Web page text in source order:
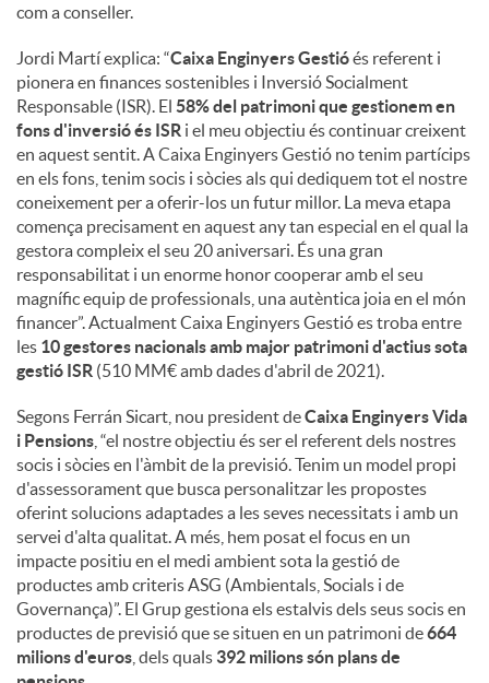
com a conseller.
Jordi Martí explica: “Caixa Enginyers Gestióés referent i
pionera en finances sostenibles i Inversió Socialment
Responsable (ISR). El 58% del patrimoni que gestionem en
fons d'inversió és ISR i el meu objectiu és continuar creixent
en aquest sentit. A Caixa Enginyers Gestió no tenim partícips
en els fons, tenim socis i sòcies als qui dediquem tot el nostre
coneixement per a oferir-los un futur millor. La meva etapa
comença precisament en aquest any tan especial en el qual la
gestora compleix el seu 20 aniversari. És una gran
responsabilitat i un enorme honor cooperar amb el seu
magnífic equip de professionals, una autèntica joia en el món
financer”. Actualment Caixa Enginyers Gestió es troba entre
les 10 gestores nacionals amb major patrimoni d'actius sota
gestió ISR (510 MM€ amb dades d'abril de 2021).
Segons Ferrán Sicart, nou president deCaixa Enginyers Vida
i Pensions , “el nostre objectiu és ser el referent dels nostres
socis i sòcies en l'àmbit de la previsió. Tenim un model propi
d'assessorament que busca personalitzar les propostes
oferint solucions adaptades a les seves necessitats i amb un
servei d'alta qualitat. A més, hem posat el focus en un
impacte positiu en el medi ambient sota la gestió de
productes amb criteris ASG (Ambientals, Socials i de
Governança)”. El Grup gestiona els estalvis dels seus socis en
productes de previsió que se situen en un patrimoni de664
milions d'euros , dels quals 392 milions són plans de